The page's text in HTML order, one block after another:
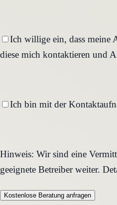
Ich willige ein, dass meine
diese mich kontaktieren und
Ich bin mit der
Hinweis: Wir sind eine
geeignete Betreiber weiter.
Kostenlose Beratung anfragen